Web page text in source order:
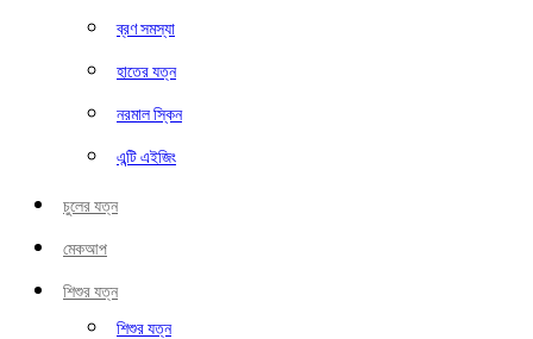
ব্রণ সমস্যা
হাতের যত্ন
নরমাল স্কিন
এন্টি এইজিং
চুলের যত্ন
মেকআপ
শিশুর যত্ন
শিশুর যত্ন